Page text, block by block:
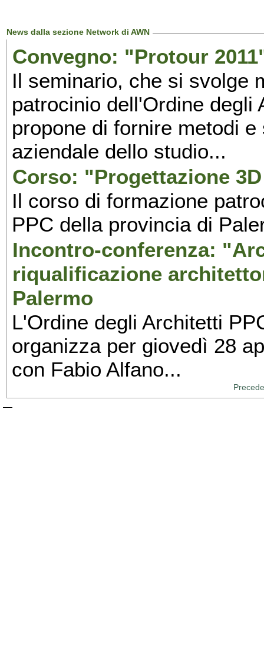
News dalla sezione Network di AWN
Convegno: "Protour
Il seminario, che si svolge
patrocinio dell'Ordine degli
propone di fornire metodi
aziendale dello studio...
Corso: "Progettazione
Il corso di formazione
PPC della provincia di
Incontro-conferenza:
riqualificazione
Palermo
L'Ordine degli Architetti
organizza per giovedì 28
con Fabio Alfano...